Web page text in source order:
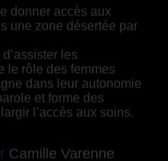
donner accès aux
une zone désertée par
les
le rôle des femmes
dans leur autonomie
et forme des
l’accès aux soins.
Camille Varenne